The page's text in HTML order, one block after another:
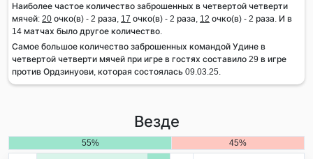
Наиболее частое количество заброшенных в четвертой четверти
мячей: 20 очко(в) - 2 раза, 17 очко(в) - 2 раза, 12 очко(в) - 2 раза. И в
14 матчах было другое количество.
Самое большое количество заброшенных командой Удине в
четвертой четверти мячей при игре в гостях составило 29 в игре
против Ордзинуови, которая состоялась 09.03.25.
Везде
55% 45%